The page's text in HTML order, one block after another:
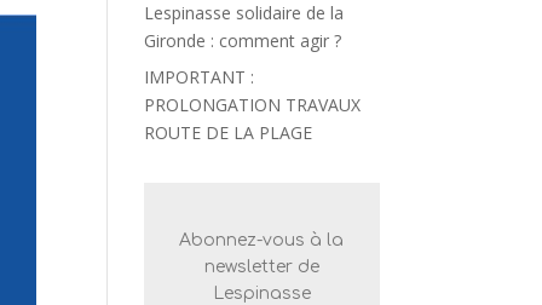
Lespinasse solidaire de la
Gironde : comment agir ?
IMPORTANT :
PROLONGATION TRAVAUX
ROUTE DE LA PLAGE
Abonnez-vous à la
newsletter de
Lespinasse